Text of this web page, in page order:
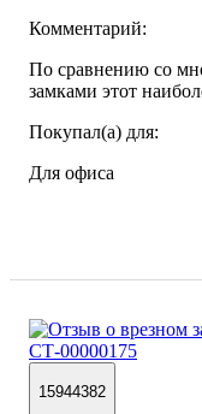
Комментарий:
По сравнению со
замками этот
Покупал(а) для:
Для офиса
15944382